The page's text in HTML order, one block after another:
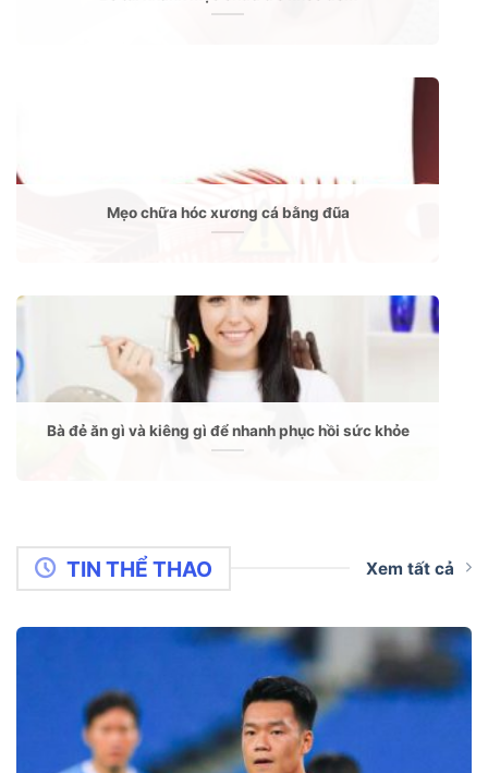
Mẹo chữa hóc xương cá bằng đũa
Bà đẻ ăn gì và kiêng gì để nhanh phục hồi sức khỏe
TIN THỂ THAO Xem tất cả